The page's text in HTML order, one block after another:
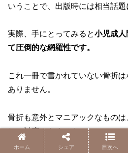
いうことで、出版時には相当話題
実際、手にとってみると小児成人
て圧倒的な網羅性です。
これ一冊で書かれていない骨折
ありません。
骨折も意外とマニアックなもの
しい対応できません。
ホーム シェア 目次へ